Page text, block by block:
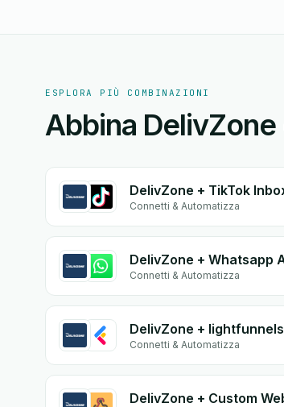
ESPLORA PIÙ COMBINAZIONI
Abbina
DelivZone + TikTok
Connetti & Automatizza
DelivZone + Whatsapp
Connetti & Automatizza
DelivZone + lightfunnels
Connetti & Automatizza
DelivZone + Custom